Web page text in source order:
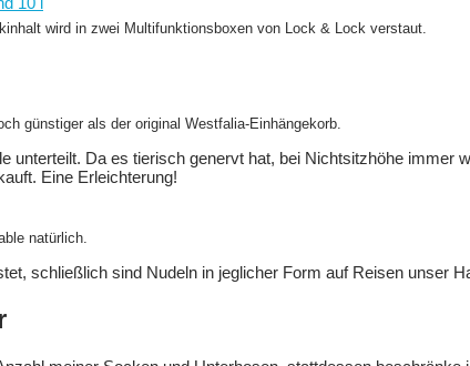
wird in zwei Multifunktionsboxen von Lock & Lock verstaut.
günstiger als der original Westfalia-Einhängekorb.
unterteilt. Da es tierisch genervt hat, bei Nichtsitzhöhe immer
Eine Erleichterung!
natürlich.
schließlich sind Nudeln in jeglicher Form auf Reisen unser